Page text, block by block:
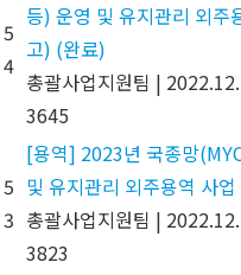
5
4
등) 운영 및 유지관리 외주
고) (완료)
총괄사업지원팀 |
3645
5
3
[용역] 2023년 국종망
및 유지관리 외주용역 사
총괄사업지원팀 |
3823